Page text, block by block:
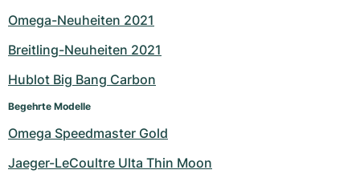
Omega-Neuheiten 2021
Breitling-Neuheiten 2021
Hublot Big Bang Carbon
Begehrte Modelle
Omega Speedmaster Gold
Jaeger-LeCoultre Ulta Thin Moon